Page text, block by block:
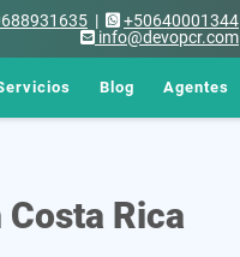
|
+50640001344
info@devopcr.com
Blog Agentes
Rica